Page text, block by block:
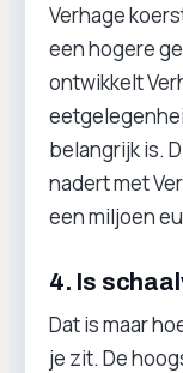
Verhage
een hogere
ontwikkelt
belangrijk is.
nadert met
een miljoen
4. Is
Dat is maar
je zit. De